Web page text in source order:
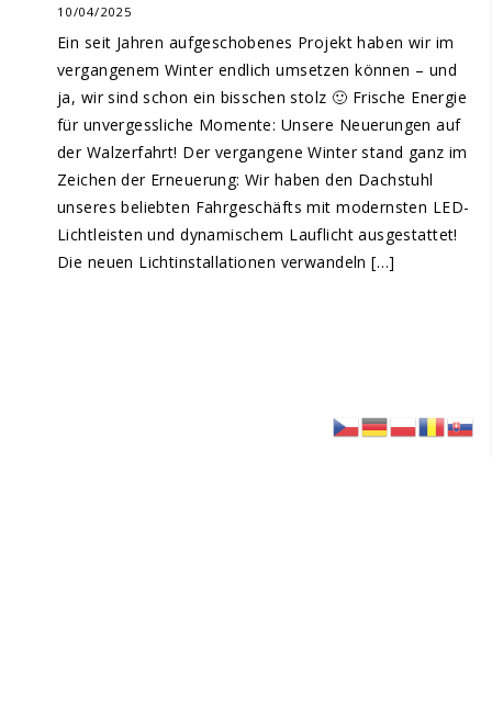
10/04/2025
Ein seit Jahren aufgeschobenes Projekt haben wir im
vergangenem Winter endlich umsetzen können – und
ja, wir sind schon ein bisschen stolz 🙂 Frische Energie
für unvergessliche Momente: Unsere Neuerungen auf
der Walzerfahrt! Der vergangene Winter stand ganz im
Zeichen der Erneuerung: Wir haben den Dachstuhl
unseres beliebten Fahrgeschäfts mit modernsten LED-
Lichtleisten und dynamischem Lauflicht ausgestattet!
Die neuen Lichtinstallationen verwandeln […]